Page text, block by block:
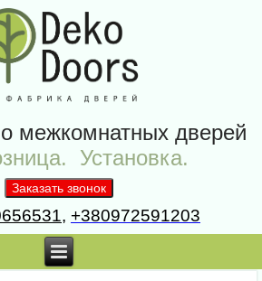
межкомнатных дверей
Установка.
, +380972591203